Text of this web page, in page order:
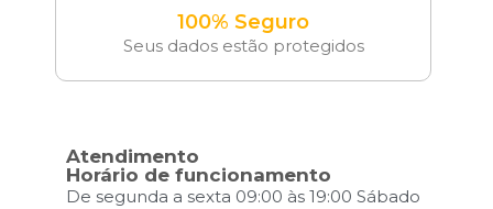
100% Seguro
Seus dados estão protegidos
Atendimento
Horário de funcionamento
De segunda a sexta 09:00 às 19:00 Sábado